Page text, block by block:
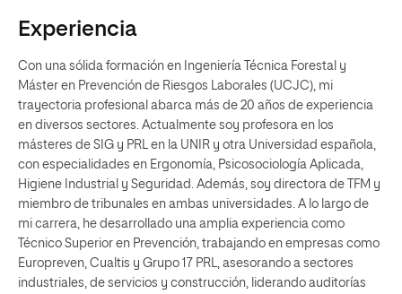
Experiencia
Con una sólida formación en Ingeniería Técnica Forestal y
Máster en Prevención de Riesgos Laborales (UCJC), mi
trayectoria profesional abarca más de 20 años de experiencia
en diversos sectores. Actualmente soy profesora en los
másteres de SIG y PRL en la UNIR y otra Universidad española,
con especialidades en Ergonomía, Psicosociología Aplicada,
Higiene Industrial y Seguridad. Además, soy directora de TFM y
miembro de tribunales en ambas universidades. A lo largo de
mi carrera, he desarrollado una amplia experiencia como
Técnico Superior en Prevención, trabajando en empresas como
Europreven, Cualtis y Grupo 17 PRL, asesorando a sectores
industriales, de servicios y construcción, liderando auditorías